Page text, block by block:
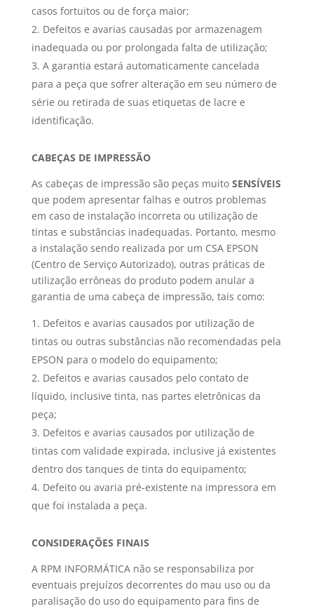
casos fortuitos ou de força maior;
Defeitos e avarias causadas por armazenagem
inadequada ou por prolongada falta de utilização;
A garantia estará automaticamente cancelada
para a peça que sofrer alteração em seu número de
série ou retirada de suas etiquetas de lacre e
identificação.
CABEÇAS DE IMPRESSÃO
As cabeças de impressão são peças muito SENSÍVEIS
que podem apresentar falhas e outros problemas
em caso de instalação incorreta ou utilização de
tintas e substâncias inadequadas. Portanto, mesmo
a instalação sendo realizada por um CSA EPSON
(Centro de Serviço Autorizado), outras práticas de
utilização errôneas do produto podem anular a
garantia de uma cabeça de impressão, tais como:
Defeitos e avarias causados por utilização de
tintas ou outras substâncias não recomendadas pela
EPSON para o modelo do equipamento;
Defeitos e avarias causados pelo contato de
líquido, inclusive tinta, nas partes eletrônicas da
peça;
Defeitos e avarias causados por utilização de
tintas com validade expirada, inclusive já existentes
dentro dos tanques de tinta do equipamento;
Defeito ou avaria pré-existente na impressora em
que foi instalada a peça.
CONSIDERAÇÕES FINAIS
A RPM INFORMÁTICA não se responsabiliza por
eventuais prejuízos decorrentes do mau uso ou da
paralisação do uso do equipamento para fins de